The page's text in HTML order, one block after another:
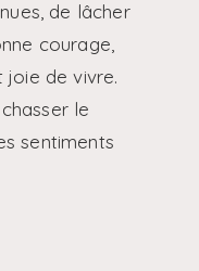
de lâcher
courage,
joie de vivre.
le
sentiments